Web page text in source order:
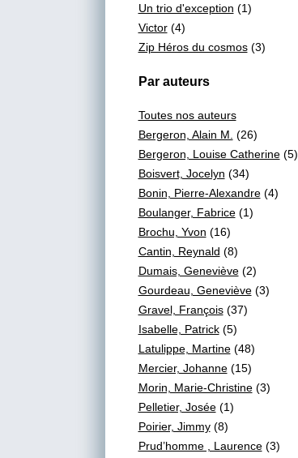
Un trio d'exception (1)
Victor(4)
Zip Héros du cosmos(3)
Par auteurs
Toutes nos auteurs
Bergeron, Alain M. (26)
Bergeron, Louise Catherine(5)
Boisvert, Jocelyn (34)
Bonin, Pierre-Alexandre(4)
Boulanger, Fabrice(1)
Brochu, Yvon (16)
Cantin, Reynald (8)
Dumais, Geneviève(2)
Gourdeau, Geneviève(3)
Gravel, François(37)
Isabelle, Patrick(5)
Latulippe, Martine(48)
Mercier, Johanne(15)
Morin, Marie-Christine(3)
Pelletier, Josée(1)
Poirier, Jimmy(8)
Prud’homme , Laurence(3)